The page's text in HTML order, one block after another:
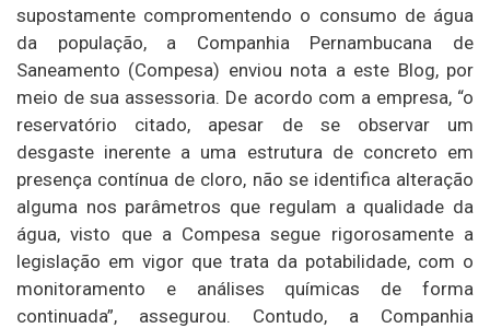
supostamente compromentendo o consumo de água
da população, a Companhia Pernambucana de
Saneamento (Compesa) enviou nota a este Blog, por
meio de sua assessoria. De acordo com a empresa, “o
reservatório citado, apesar de se observar um
desgaste inerente a uma estrutura de concreto em
presença contínua de cloro, não se identifica alteração
alguma nos parâmetros que regulam a qualidade da
água, visto que a Compesa segue rigorosamente a
legislação em vigor que trata da potabilidade, com o
monitoramento e análises químicas de forma
continuada”, assegurou. Contudo, a Companhia